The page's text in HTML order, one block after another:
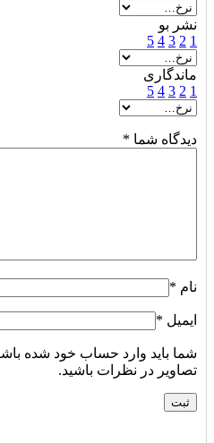
نشر بو
1
2
3
4
5
ماندگاری
1
2
3
4
5
دیدگاه شما *
نام *
ایمیل *
شما باید وارد حساب خود شده
تصاویر در نظرات باشید.